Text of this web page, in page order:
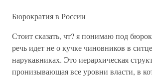
Бюрократия в России
Стоит сказать, чт? я понимаю под
речь идет не о кучке чиновников в
нарукавниках. Это иерархическая
пронизывающая все уровни власти, в